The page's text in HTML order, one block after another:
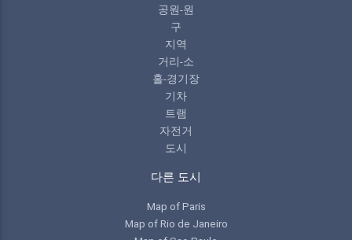
공원-원
구
지역
거리-소
홀-경기장
기차
트램
자전거
도시
다른 도시
Map of Paris
Map of Rio de Janeiro